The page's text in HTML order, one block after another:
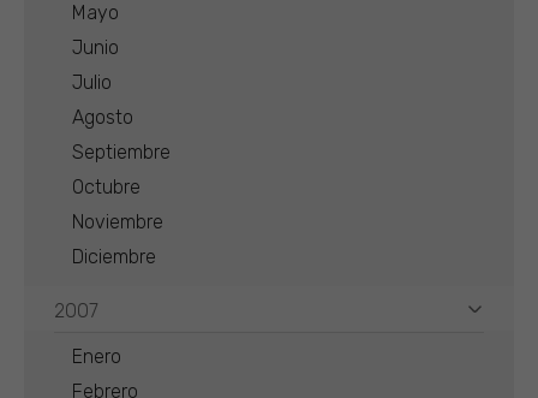
Mayo
Junio
Julio
Agosto
Septiembre
Octubre
Noviembre
Diciembre
2007
Enero
Febrero